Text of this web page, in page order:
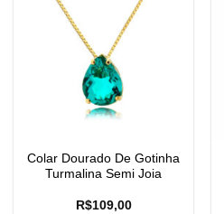
Colar Dourado De Gotinha
Turmalina Semi Joia
R$109,00